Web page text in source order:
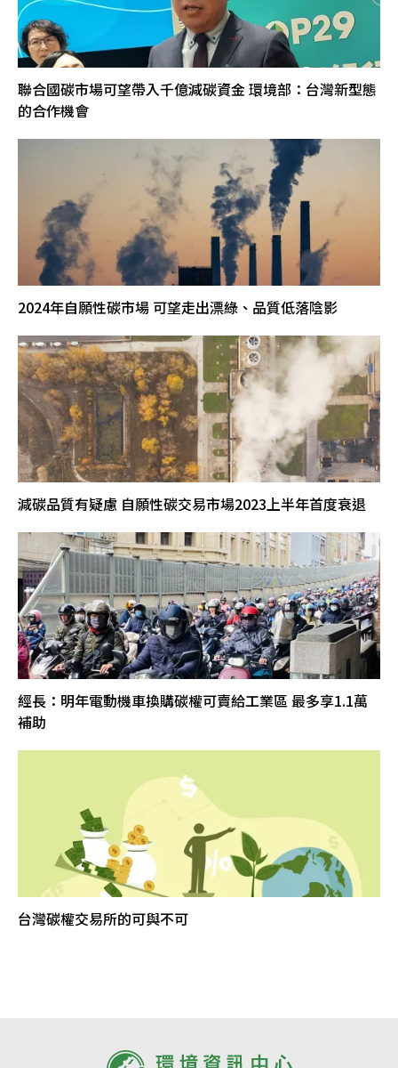
聯合國碳市場可望帶入千億減碳資金 環境部：台灣新型態
的合作機會
2024年自願性碳市場 可望走出漂綠、品質低落陰影
減碳品質有疑慮 自願性碳交易市場2023上半年首度衰退
經長：明年電動機車換購碳權可賣給工業區 最多享1.1萬
補助
台灣碳權交易所的可與不可